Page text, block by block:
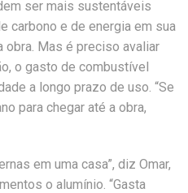
ser mais sustentáveis
carbono e de energia em sua
obra. Mas é preciso avaliar
o gasto de combustível
a longo prazo de uso. “Se
para chegar até a obra,
em uma casa”, diz Omar,
o alumínio. “Gasta